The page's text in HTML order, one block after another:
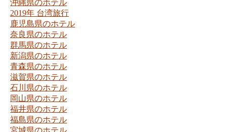
沖縄県のホテル
2019年 台湾旅行
鹿児島県のホテル
奈良県のホテル
群馬県のホテル
新潟県のホテル
青森県のホテル
滋賀県のホテル
石川県のホテル
岡山県のホテル
福井県のホテル
福島県のホテル
宮城県のホテル